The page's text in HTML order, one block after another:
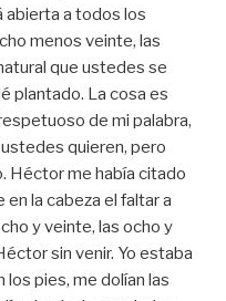
abierta a todos los
menos veinte, las
que ustedes se
plantado. La cosa es
de mi palabra,
quieren, pero
Héctor me había citado
la cabeza el faltar a
y veinte, las ocho y
sin venir. Yo estaba
pies, me dolían las